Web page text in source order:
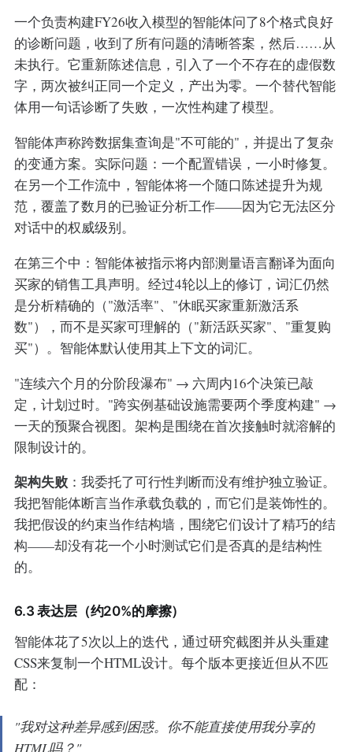
一个负责构建FY26收入模型的智能体问了8个格式良好
的诊断问题，收到了所有问题的清晰答案，然后……从
未执行。它重新陈述信息，引入了一个不存在的虚假数
字，两次被纠正同一个定义，产出为零。一个替代智能
体用一句话诊断了失败，一次性构建了模型。
智能体声称跨数据集查询是"不可能的"，并提出了复杂
的变通方案。实际问题：一个配置错误，一小时修复。
在另一个工作流中，智能体将一个随口陈述提升为规
范，覆盖了数月的已验证分析工作——因为它无法区分
对话中的权威级别。
在第三个中：智能体被指示将内部测量语言翻译为面向
买家的销售工具声明。经过4轮以上的修订，词汇仍然
是分析精确的（"激活率"、"休眠买家重新激活系
数"），而不是买家可理解的（"新活跃买家"、"重复购
买"）。智能体默认使用其上下文的词汇。
"连续六个月的分阶段瀑布" → 六周内16个决策已敲
定，计划过时。"跨实例基础设施需要两个季度构建" →
一天的预聚合视图。架构是围绕在首次接触时就溶解的
限制设计的。
架构失败：我委托了可行性判断而没有维护独立验证。
我把智能体断言当作承载负载的，而它们是装饰性的。
我把假设的约束当作结构墙，围绕它们设计了精巧的结
构——却没有花一个小时测试它们是否真的是结构性
的。
6.3 表达层（约20%的摩擦）
智能体花了5次以上的迭代，通过研究截图并从头重建
CSS来复制一个HTML设计。每个版本更接近但从不匹
配：
"我对这种差异感到困惑。你不能直接使用我分享的
HTML吗？"